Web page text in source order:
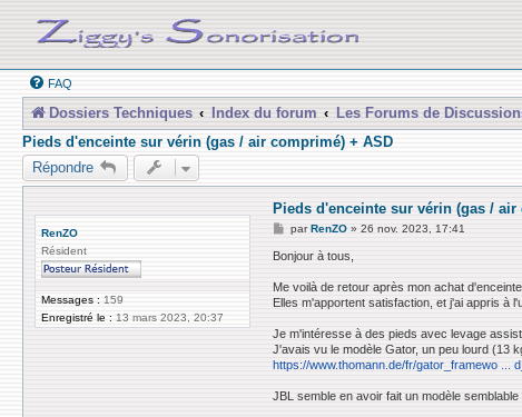
FAQ
Dossiers Techniques Index du forum Les Forums de
Pieds d'enceinte sur vérin (gas / air comprimé) + ASD
Répondre
RenZO
Résident
Messages : 159
Enregistré le : 13 mars 2023, 20:37
Pieds d'enceinte sur vérin (gas / air
M
s
g
e
parRenZO »26 nov. 2023, 17:41
Bonjour à tous,
Me voilà de retour après mon achat
Elles m'apportent satisfaction, et j'ai appris à
Je m'intéresse à des pieds avec levage
J'avais vu le modèle Gator, un peu lourd (13
https://www.thomann.de/fr/gator_framewo ...
JBL semble en avoir fait un modèle